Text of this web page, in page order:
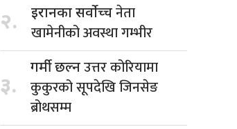
२. इरानका सर्वोच्चनेता
खामेनीको अवस्था गम्भीर
३.
गर्मी छल्नउत्तर कोरियामा
कुकुरको सूपदेखि जिनसेङ
ब्रोथसम्म